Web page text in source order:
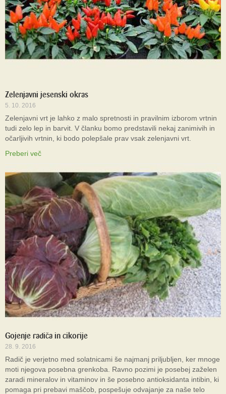
Zelenjavni jesenski okras
5. 10. 2016
Zelenjavni vrt je lahko z malo spretnosti in pravilnim izborom vrtnin
tudi zelo lep in barvit. V članku bomo predstavili nekaj zanimivih in
očarljivih vrtnin, ki bodo polepšale prav vsak zelenjavni vrt.
Preberi več
Gojenje radiča in cikorije
28. 9. 2016
Radič je verjetno med solatnicami še najmanj priljubljen, ker mnoge
moti njegova posebna grenkoba. Ravno pozimi je posebej zaželen
zaradi mineralov in vitaminov in še posebno antioksidanta intibin, ki
pomaga pri prebavi maščob, pospešuje odvajanje za naše telo